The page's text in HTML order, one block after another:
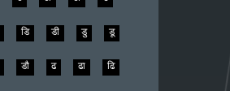
डि डी डु डू
डौ ढ ढा ढि